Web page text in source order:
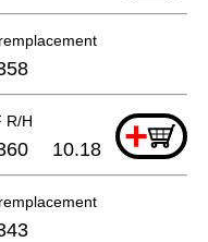
R/H +
10.18